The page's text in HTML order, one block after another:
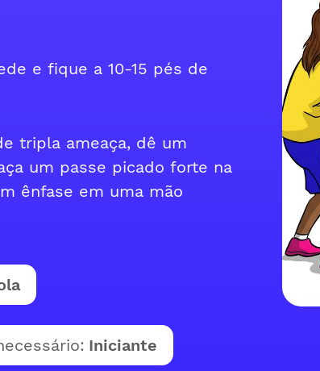
e fique a 10-15 pés de
tripla ameaça, dê um
um passe picado forte na
ênfase em uma mão
Iniciante